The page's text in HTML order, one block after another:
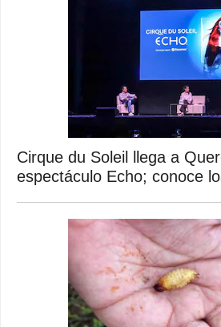
Cirque du Soleil llega a
espectáculo Echo; conoce